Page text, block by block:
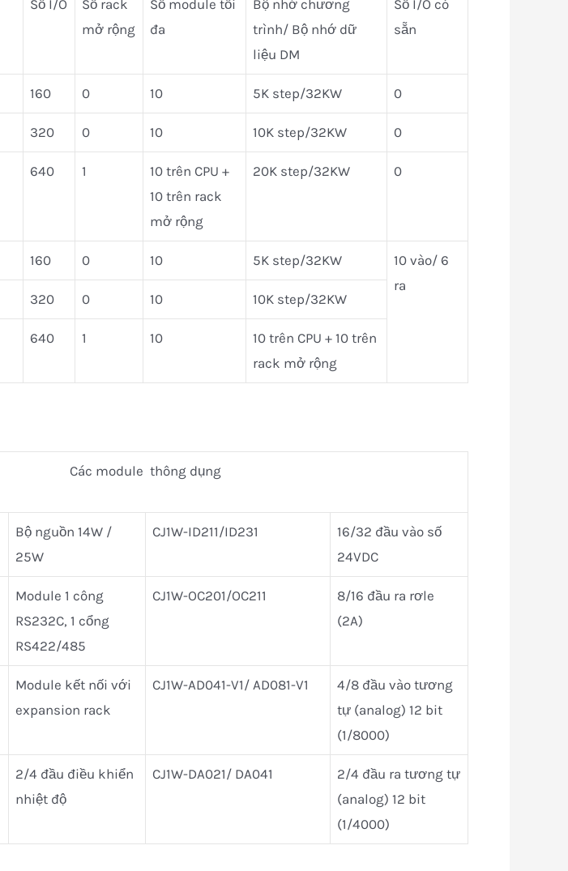
Số I/O
Số rack
mở rộng
Số module tối
đa
Bộ nhớ chương
trình/ Bộ nhớ dữ
liệu DM
Số I/O có
sẵn
160 0 10 5K step/32KW 0
320 0 10 10K step/32KW 0
640 1
10 trên CPU +
10 trên rack
mở rộng
20K step/32KW 0
160 0 10 5K step/32KW
10 vào/ 6
ra
320 0 10 10K step/32KW
640 1 10
10 trên CPU + 10 trên
rack mở rộng
Các module thông dụng
Bộ nguồn 14W /
25W
CJ1W-ID211/ID231
16/32 đầu vào số
24VDC
Module 1 công
RS232C, 1 cổng
RS422/485
CJ1W-OC201/OC211
8/16 đầu ra rơle
(2A)
Module kết nối với
expansion rack
CJ1W-AD041-V1/ AD081-V1
4/8 đầu vào tương
tự (analog) 12 bit
(1/8000)
2/4 đầu điều khiển
nhiệt độ
CJ1W-DA021/ DA041
2/4 đầu ra tương tự
(analog) 12 bit
(1/4000)